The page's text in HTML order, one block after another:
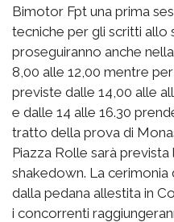
Bimotor Fpt una prima
tecniche per gli scritti allo
proseguiranno anche
8,00 alle 12,00 mentre
previste dalle 14,00 alle
e dalle 14 alle 16.30
tratto della prova di
Piazza Rolle sarà prevista
shakedown. La cerimonia
dalla pedana allestita in
i concorrenti